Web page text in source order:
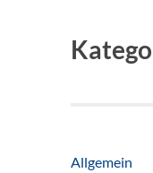
Allgemein